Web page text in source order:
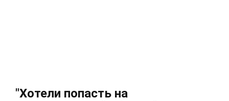
"Хотели попасть на